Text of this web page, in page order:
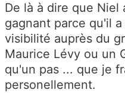
De là à dire que
gagnant parce qu'il
visibilité auprès du
Maurice Lévy ou un
qu'un pas ... que je
personellement.